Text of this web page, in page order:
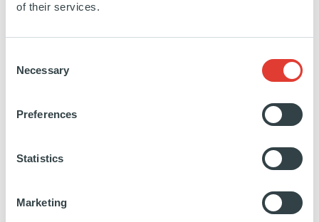
of their services.
Selection
Necessary
Preferences
Statistics
Marketing
INVESTISSEMENT
EN SAVOIR PLUS